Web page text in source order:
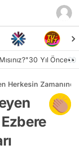
30 Yıl Önce👀
Herkesin